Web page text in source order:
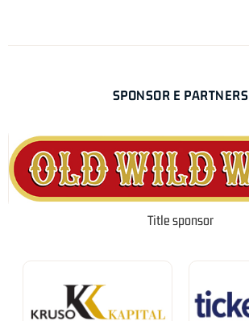
SPONSOR E PARTNERS
Title sponsor